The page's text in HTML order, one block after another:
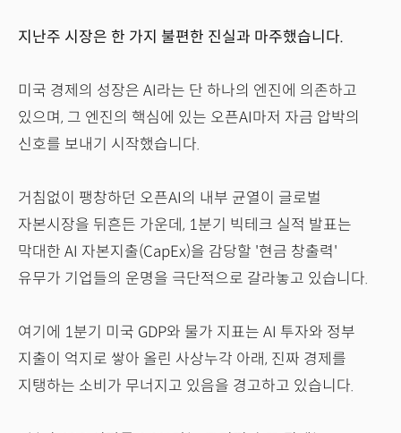
지난주 시장은 한 가지 불편한 진실과 마주했습니다.
미국 경제의 성장은 AI라는 단 하나의 엔진에 의존하고
있으며, 그 엔진의 핵심에 있는 오픈AI마저 자금 압박의
신호를 보내기 시작했습니다.
거침없이 팽창하던 오픈AI의 내부 균열이 글로벌
자본시장을 뒤흔든 가운데, 1분기 빅테크 실적 발표는
막대한 AI 자본지출(CapEx)을 감당할 '현금 창출력'
유무가 기업들의 운명을 극단적으로 갈라놓고 있습니다.
여기에 1분기 미국 GDP와 물가 지표는 AI 투자와 정부
지출이 억지로 쌓아 올린 사상누각 아래, 진짜 경제를
지탱하는 소비가 무너지고 있음을 경고하고 있습니다.